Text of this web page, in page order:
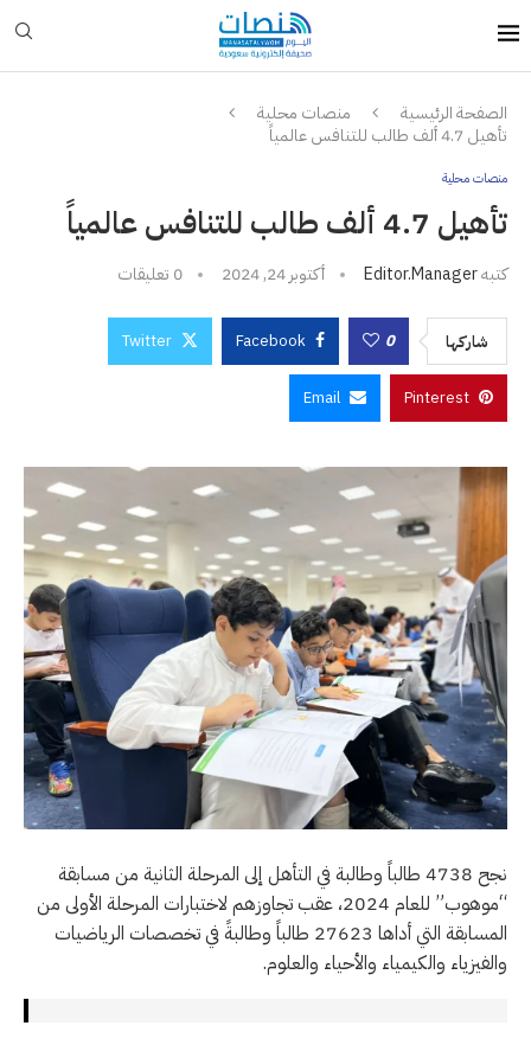
الصفحة الرئيسية
منصات محلية
تأهيل 4.7 ألف طالب للتنافس عالمياً
منصات محلية
تأهيل 4.7 ألف طالب للتنافس عالمياً
كتبهEditor.manager أكتوبر 24, 2024 0 تعليقات
شاركها 0
Facebook
Twitter
Pinterest
Email
نجح 4738 طالباً وطالبة في التأهل إلى المرحلة الثانية من مسابقة
“موهوب” للعام 2024، عقب تجاوزهم لاختبارات المرحلة الأولى من
المسابقة التي أداها 27623 طالباً وطالبةً في تخصصات الرياضيات
والفيزياء والكيمياء والأحياء والعلوم.